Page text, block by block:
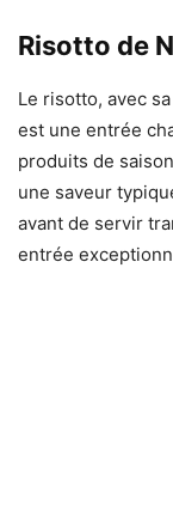
Risotto de
Le risotto, avec
est une entrée
produits de
une saveur
avant de servir
entrée